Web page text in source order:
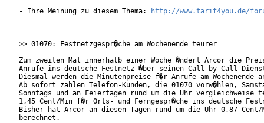
- Ihre Meinung zu diesem Thema:
http://www.tarif4you.de/
>> 01070: Festnetzgespr�che am Wochenende teurer
Zum zweiten Mal innerhalb einer Woche �ndert Arcor die
Anrufe ins deutsche Festnetz �ber seinen Call-by-Call
Diesmal werden die Minutenpreise f�r Anrufe am Wochenende
Ab sofort zahlen Telefon-Kunden, die 01070 vorw�hlen,
Sonntags und an Feiertagen rund um die Uhr vergleichweise
1,45 Cent/Min f�r Orts- und Ferngespr�che ins deutsche
Bisher hat Arcor an diesen Tagen rund um die Uhr 0,87 Cent/
berechnet.